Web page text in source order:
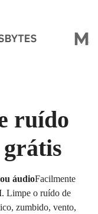
ruído
áudioFacilmente
. Limpe o ruído de
zumbido, vento,